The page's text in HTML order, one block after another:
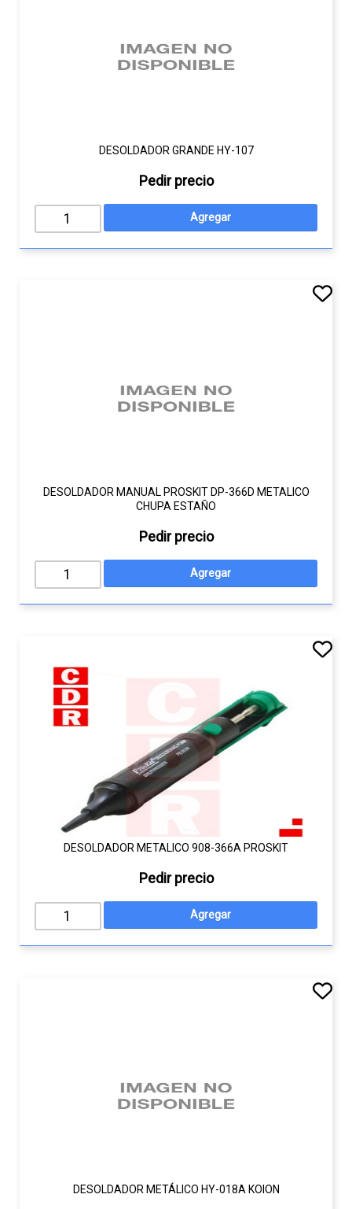
DESOLDADOR GRANDE HY-107
Pedir precio
DESOLDADOR MANUAL PROSKIT DP-366D METALICO
CHUPA ESTAÑO
Pedir precio
DESOLDADOR METALICO 908-366A PROSKIT
Pedir precio
DESOLDADOR METÁLICO HY-018A KOION